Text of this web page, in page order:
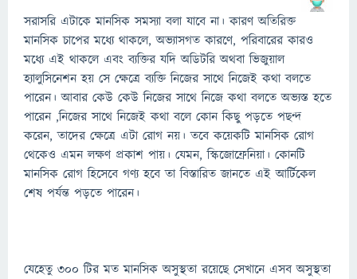
সরাসরি এটাকে মানসিক সমস্যা বলা যাবে না। কারণ অতিরিক্ত
মানসিক চাপের মধ্যে থাকলে, অভ্যাসগত কারণে, পরিবারের কারও
মধ্যে এই থাকলে এবং ব্যক্তির যদি অডিটরি অথবা ভিজুয়াল
হ্যালুসিনেশন হয় সে ক্ষেত্রে ব্যক্তি নিজের সাথে নিজেই কথা বলতে
পারেন। আবার কেউ কেউ নিজের সাথে নিজে কথা বলতে অভ্যস্ত হতে
পারেন ,নিজের সাথে নিজেই কথা বলে কোন কিছু পড়তে পছন্দ
করেন, তাদের ক্ষেত্রে এটা রোগ নয়। তবে কয়েকটি মানসিক রোগ
থেকেও এমন লক্ষণ প্রকাশ পায়। যেমন, স্কিজোফ্রেনিয়া। কোনটি
মানসিক রোগ হিসেবে গণ্য হবে তা বিস্তারিত জানতে এই আর্টিকেল
শেষ পর্যন্ত পড়তে পারেন।
যেহেতু ৩০০ টির মত মানসিক অসুস্থতা রয়েছে সেখানে এসব অসুস্থতা